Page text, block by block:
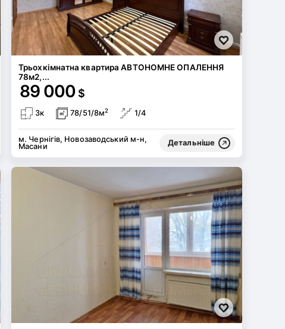
Трьохкімнатна квартира АВТОНОМНЕ ОПАЛЕННЯ
78м2,...
89 000 $
3к 78/51/8м2 1/4
м. Чернігів, Новозаводський м-н,
Масани
Детальніше